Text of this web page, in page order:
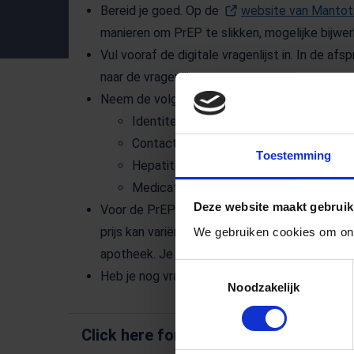
Toestemming
Deze website maakt
We gebruiken cookies om
Noodzakelijk
Bereid je goed. Op de website van
manieren om PrEP te slikken, mogelijke
Vul vooraf de digitale vragenlijst in. In de
naar de vragenlijst.
Neem de volgende gegevens mee naar de
Identiteitsbewijs
Contactgegevens van huisarts en
Hepatitis B vaccinatieoverzicht
Medicatie overzicht.
Voor de PrEP tabletten krijg je van de GGD
prijs kan variëren van €12,50 – €60,- per
apotheek. Je kunt de goedkoopste aanbieder
Heb je nog vragen? Stuur een mail naar
Click here for English